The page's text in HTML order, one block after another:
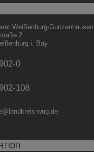
Weißenburg-Gunzenhausen
2
i. Bay.
0
108
wug.de